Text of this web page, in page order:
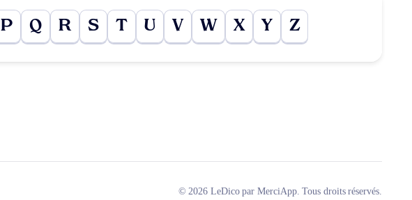
P Q R S T U V W X Y Z
© 2026 LeDico par MerciApp. Tous droits réservés.